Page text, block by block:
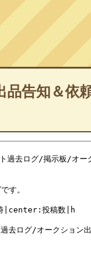
品告知＆依